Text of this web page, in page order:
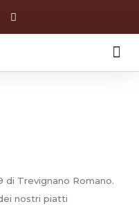
di Trevignano Romano.
nostri piatti